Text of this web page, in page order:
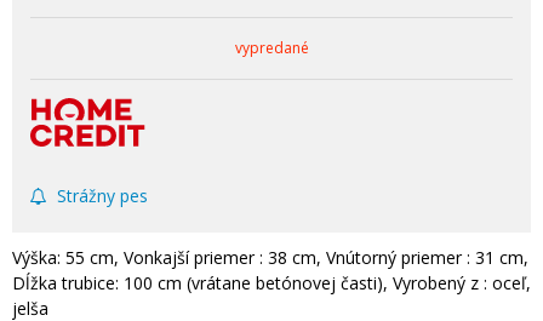
vypredané
Strážny pes
Výška: 55 cm, Vonkajší priemer : 38 cm, Vnútorný priemer : 31 cm,
Dĺžka trubice: 100 cm (vrátane betónovej časti), Vyrobený z : oceľ,
jelša